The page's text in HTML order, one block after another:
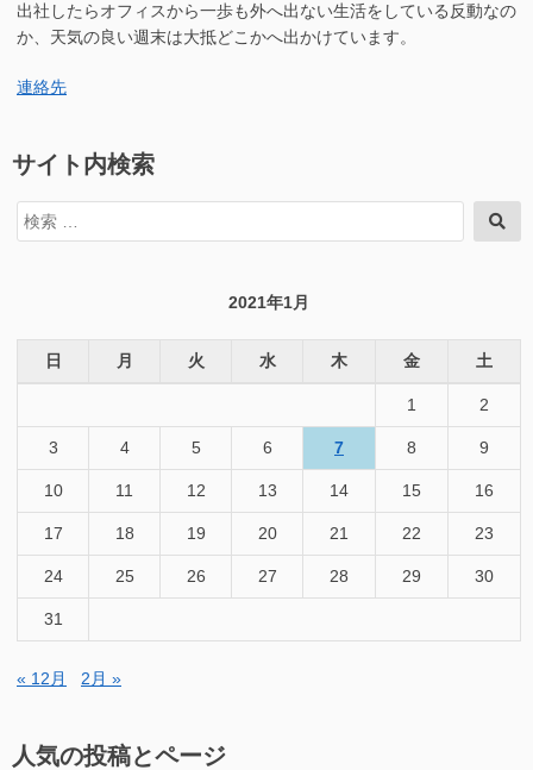
で
遊
シ
ョ
に
出社したらオフィスから一歩も外へ出ない生活をしている反動なの
か、天気の良い週末は大抵どこかへ出かけています。
連絡先
サイト内検索
検
索
索
2021年1月
日 月 火 水 木 金 土
1 2
3 4 5 6 7 8 9
10 11 12 13 14 15 16
17 18 19 20 21 22 23
24 25 26 27 28 29 30
31
« 12月 2月 »
人気の投稿とページ